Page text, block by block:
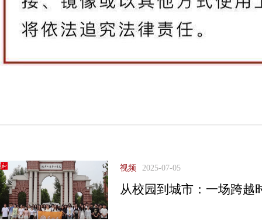
视频 2025-07-05
从校园到城市：一场跨越